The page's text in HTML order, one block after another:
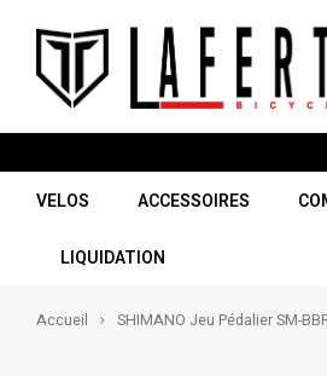
VELOS ACCESSOIRES
LIQUIDATION
Accueil SHIMANO Jeu Pédalier SM-